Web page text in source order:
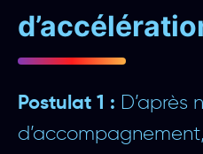
Postulat 1 : D’après